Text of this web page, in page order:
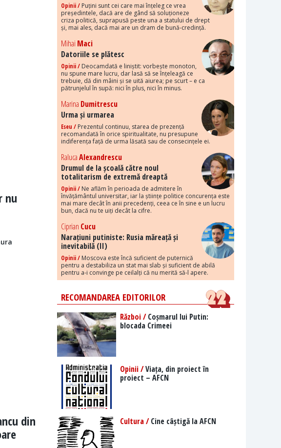
nu
din
Opinii / Puțini sunt cei care mai înțeleg ce vrea
președintele, dacă are de gând să soluționeze
criza politică, suprapusă peste una a statului de drept
și, mai ales, dacă mai are un dram de bună-credință.
Mihai Maci
Datoriile se plătesc
Opinii / Deocamdată e liniștit: vorbește monoton,
nu spune mare lucru, dar lasă să se înțeleagă ce
trebuie, dă din mâini și se uită aiurea; pe scurt – e ca
pătrunjelul în supă: nici în plus, nici în minus.
Marina Dumitrescu
Urma și urmarea
Eseu / Prezentul continuu, starea de prezență
recomandată în orice spiritualitate, nu presupune
indiferența față de urma lăsată sau de consecințele ei.
RalucaAlexandrescu
Drumul de la școală către noul
totalitarism de extremă dreaptă
Opinii / Ne aflăm în perioada de admitere în
învățământul universitar, iar la științe politice concurența este
mai mare decât în anii precedenți, ceea ce în sine e un lucru
bun, dacă nu te uiți decât la cifre.
Ciprian Cucu
Narațiuni putiniste: Rusia măreață și
inevitabilă (II)
Opinii / Moscova este încă suficient de puternică
pentru a destabiliza un stat mai slab și suficient de abilă
pentru a-i convinge pe ceilalți că nu merită să-l apere.
RECOMANDAREA EDITORILOR
Război /Coșmarul lui Putin:
blocada Crimeei
Opinii /Viața, din proiect în
proiect – AFCN
Cultura /Cine câștigă la AFCN